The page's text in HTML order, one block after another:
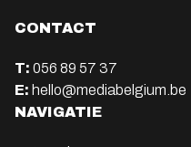
CONTACT
T: 056 89 57 37
E: hello@mediabelgium.be
NAVIGATIE